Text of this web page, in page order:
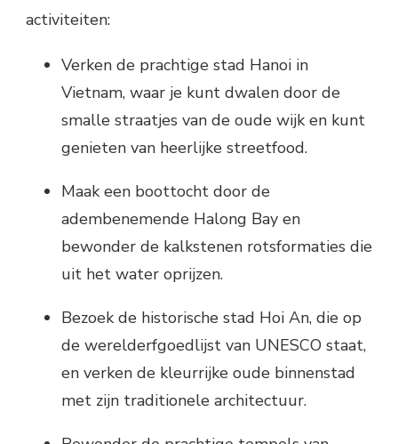
activiteiten:
Verken de prachtige stad Hanoi in
Vietnam, waar je kunt dwalen door de
smalle straatjes van de oude wijk en kunt
genieten van heerlijke streetfood.
Maak een boottocht door de
adembenemende Halong Bay en
bewonder de kalkstenen rotsformaties die
uit het water oprijzen.
Bezoek de historische stad Hoi An, die op
de werelderfgoedlijst van UNESCO staat,
en verken de kleurrijke oude binnenstad
met zijn traditionele architectuur.